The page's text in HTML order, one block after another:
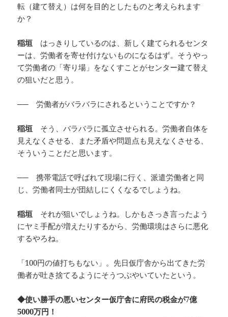
転（建て替え）は何を目的としたものと考えられます
か？
稲垣 はっきりしているのは、新しく建てられるセンタ
ーは、労働者を寄せ付けないものになるはず。そうやっ
て労働者の「寄り場」をなくすことがセンター建て替え
の狙いだと思う。
── 労働者がバラバラにされるということですか？
稲垣 そう、バラバラに孤立させられる。労働者自体を
見えなくさせる、また矛盾や問題点も見えなくさせる、
そういうことだと思います。
── 携帯電話で呼ばれて現場に行く、派遣労働者と同
じ、労働者同士が団結しにくくなるでしょうね。
稲垣 それが狙いでしょうね。しかもさっき言ったよう
にヤミ手配が増えたりするから、労働環境はさらに悪化
するやろね。
「100円の値打ちもない」。先日仮庁舎から出てきた労
働者が吐き捨てるようにそうつぶやいていたという。
◆使い勝手の悪いセンター仮庁舎に府民の税金が7億
5000万円！